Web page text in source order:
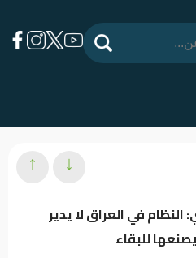
في العراق لا يدير
للبقاء
↓
↑